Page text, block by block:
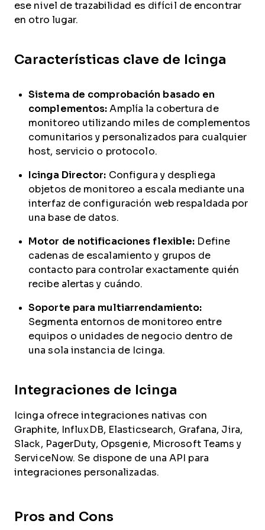
ese nivel de trazabilidad es difícil de encontrar
en otro lugar.
Características clave de Icinga
Sistema de comprobación basado en
complementos: Amplía la cobertura de
monitoreo utilizando miles de complementos
comunitarios y personalizados para cualquier
host, servicio o protocolo.
Icinga Director: Configura y despliega
objetos de monitoreo a escala mediante una
interfaz de configuración web respaldada por
una base de datos.
Motor de notificaciones flexible: Define
cadenas de escalamiento y grupos de
contacto para controlar exactamente quién
recibe alertas y cuándo.
Soporte para multiarrendamiento:
Segmenta entornos de monitoreo entre
equipos o unidades de negocio dentro de
una sola instancia de Icinga.
Integraciones de Icinga
Icinga ofrece integraciones nativas con
Graphite, InfluxDB, Elasticsearch, Grafana, Jira,
Slack, PagerDuty, Opsgenie, Microsoft Teams y
ServiceNow. Se dispone de una API para
integraciones personalizadas.
Pros and Cons